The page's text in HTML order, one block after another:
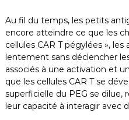
Au fil du temps, les petits
encore atteindre ce que les
cellules CAR T pégylées »,
lentement sans déclencher
associés à une activation et
que les cellules CAR T se
superficielle du PEG se
leur capacité à interagir avec